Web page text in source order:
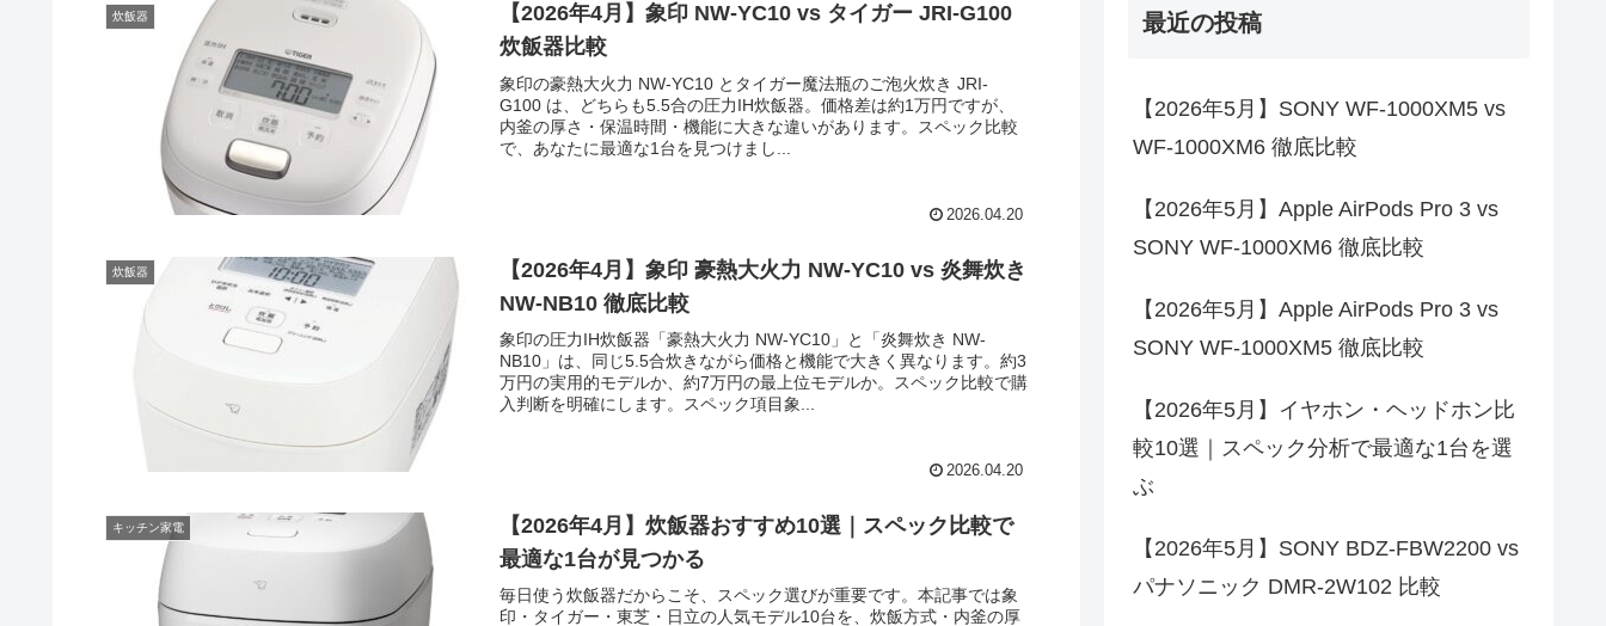
炊飯器
【2026年4月】象印 NW-YC10 vs タイガー JRI-G100
炊飯器比較
象印の豪熱大火力 NW-YC10 とタイガー魔法瓶のご泡火炊き JRI-
G100 は、どちらも5.5合の圧力IH炊飯器。価格差は約1万円ですが、
内釜の厚さ・保温時間・機能に大きな違いがあります。スペック比較
で、あなたに最適な1台を見つけまし...
2026.04.20
炊飯器
【2026年4月】象印 豪熱大火力 NW-YC10 vs 炎舞炊き
NW-NB10 徹底比較
象印の圧力IH炊飯器「豪熱大火力 NW-YC10」と「炎舞炊き NW-
NB10」は、同じ5.5合炊きながら価格と機能で大きく異なります。約3
万円の実用的モデルか、約7万円の最上位モデルか。スペック比較で購
入判断を明確にします。スペック項目象...
2026.04.20
キッチン家電
【2026年4月】炊飯器おすすめ10選｜スペック比較で
最適な1台が見つかる
毎日使う炊飯器だからこそ、スペック選びが重要です。本記事では象
印・タイガー・東芝・日立の人気モデル10台を、炊飯方式・内釜の厚
最近の投稿
【2026年5月】SONY WF-1000XM5 vs
WF-1000XM6 徹底比較
【2026年5月】Apple AirPods Pro 3 vs
SONY WF-1000XM6 徹底比較
【2026年5月】Apple AirPods Pro 3 vs
SONY WF-1000XM5 徹底比較
【2026年5月】イヤホン・ヘッドホン比
較10選｜スペック分析で最適な1台を選
ぶ
【2026年5月】SONY BDZ-FBW2200 vs
パナソニック DMR-2W102 比較